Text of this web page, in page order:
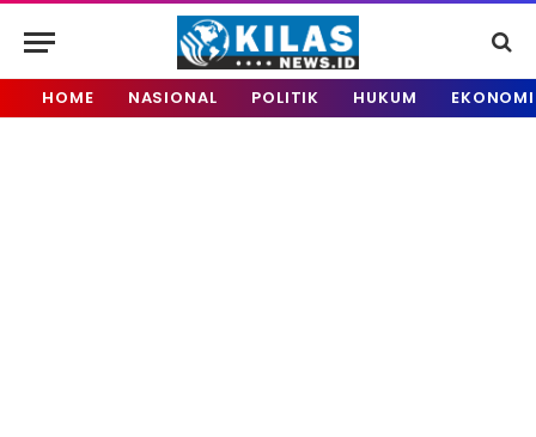
HOME NASIONAL POLITIK HUKUM EKONOMI